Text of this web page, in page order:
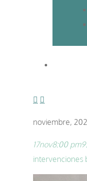
noviembre,
17nov8:00 pm
intervenciones